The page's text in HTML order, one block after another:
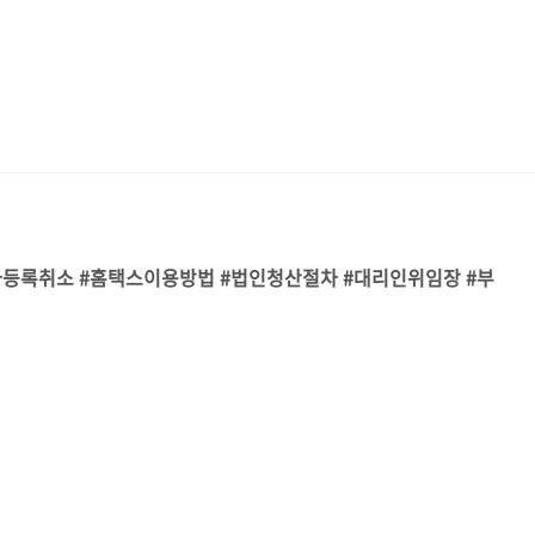
록취소 #홈택스이용방법 #법인청산절차 #대리인위임장 #부